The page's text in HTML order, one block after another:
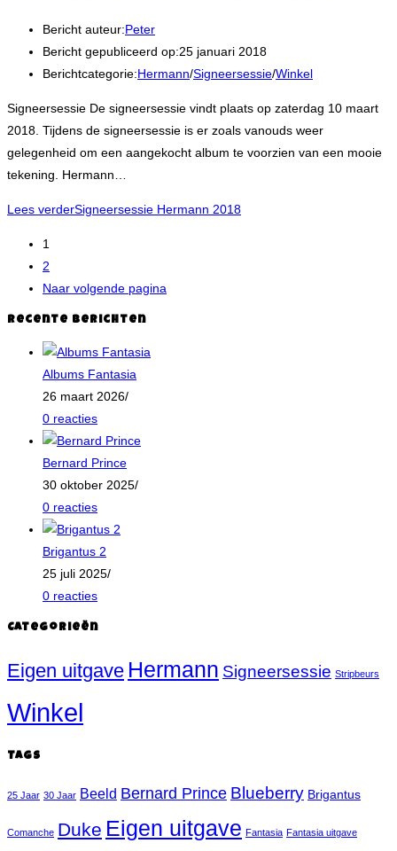
Bericht auteur:Peter
Bericht gepubliceerd op:25 januari 2018
Berichtcategorie:Hermann/Signeersessie/Winkel
Signeersessie De signeersessie vindt plaats op zaterdag 10 maart
2018. Tijdens de signeersessie is er zoals vanouds weer
gelegenheid om een aangekocht album te voorzien van een mooie
tekening. Hermann…
Lees verderSigneersessie Hermann 2018
1
2
Naar volgende pagina
Recente berichten
Albums Fantasia
26 maart 2026/
0 reacties
Bernard Prince
30 oktober 2025/
0 reacties
Brigantus 2
25 juli 2025/
0 reacties
Categorieën
Eigen uitgave Hermann Signeersessie Stripbeurs
Winkel
Tags
25 Jaar 30 Jaar Beeld Bernard Prince Blueberry Brigantus
Comanche Duke Eigen uitgave Fantasia Fantasia uitgave